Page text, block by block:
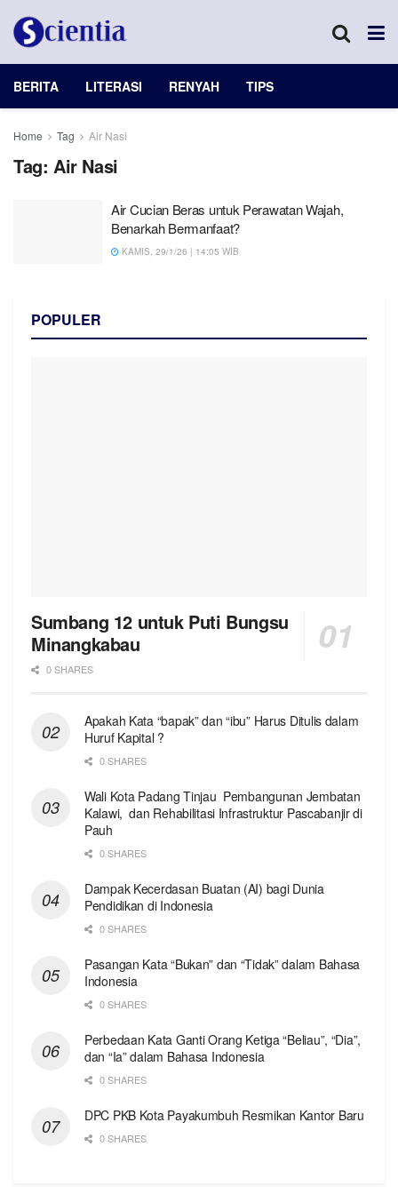
BERITA LITERASI RENYAH TIPS
Home Tag Air Nasi
Tag: Air Nasi
Air Cucian Beras untuk Perawatan Wajah,
Benarkah Bermanfaat?
KAMIS, 29/1/26 | 14:05 WIB
POPULER
Sumbang 12 untuk Puti Bungsu
Minangkabau
0 SHARES
Apakah Kata “bapak” dan “ibu” Harus Ditulis dalam
Huruf Kapital ?
0 SHARES
Wali Kota Padang Tinjau Pembangunan Jembatan
Kalawi, dan Rehabilitasi Infrastruktur Pascabanjir di
Pauh
0 SHARES
Dampak Kecerdasan Buatan (AI) bagi Dunia
Pendidikan di Indonesia
0 SHARES
Pasangan Kata “Bukan” dan “Tidak” dalam Bahasa
Indonesia
0 SHARES
Perbedaan Kata Ganti Orang Ketiga “Beliau”, “Dia”,
dan “Ia” dalam Bahasa Indonesia
0 SHARES
DPC PKB Kota Payakumbuh Resmikan Kantor Baru
0 SHARES